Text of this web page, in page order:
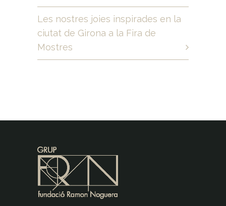
Les nostres joies inspirades en la
ciutat de Girona a la Fira de
Mostres